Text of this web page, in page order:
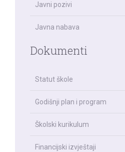
Javni pozivi
Javna nabava
Dokumenti
Statut škole
Godišnji plan i program
Školski kurikulum
Financijski izvještaji